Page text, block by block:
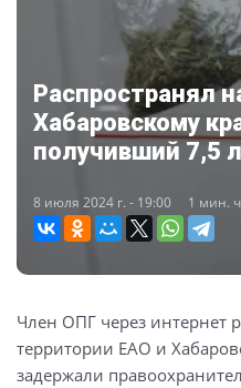
Распространял
Хабаровскому
получивший 7,5
8 июля 2024 г. - 19:00 1 мин.
Член ОПГ через интернет
территории ЕАО и
задержали